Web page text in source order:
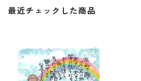
最近チェックした商品